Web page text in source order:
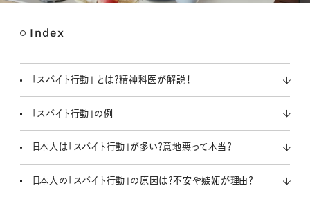
Index
「スパイト行動」 とは？精神科医が解説！
「スパイト行動」の例
日本人は「スパイト行動」が多い？意地悪って本当？
日本人の「スパイト行動」の原因は？不安や嫉妬が理由？